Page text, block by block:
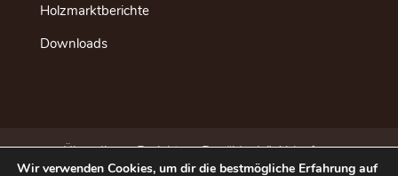
Holzmarktberichte
Downloads
Über dieses Projekt
Der “ideale” Ablauf
Aktuell
Datenschutz Impressum
Wir verwenden Cookies, um dir die bestmögliche Erfahrung auf